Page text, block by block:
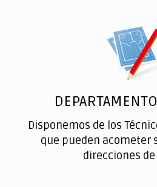
Disponemos de los
que pueden acometer
direcciones